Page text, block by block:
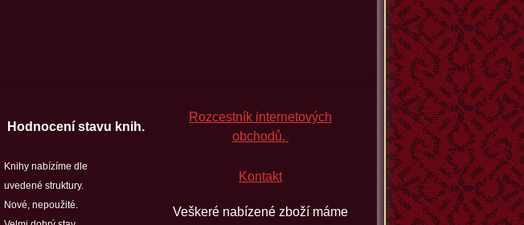
Hodnocení stavu knih.
Rozcestník internetových
obchodů.
Knihy nabízíme dle
uvedené struktury.
Nové, nepoužité.
Kontakt
Veškeré nabízené zboží máme